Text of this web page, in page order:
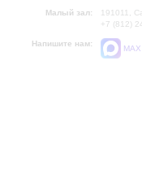
Малый зал:
191011,
+7 (812)
Напишите нам:
MAX